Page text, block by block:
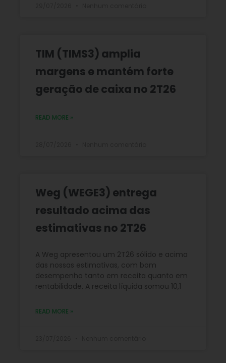
TIM (TIMS3) amplia
margens e mantém forte
geração de caixa no 2T26
READ MORE »
Weg (WEGE3) entrega
resultado acima das
estimativas no 2T26
A Weg apresentou um 2T26 sólido e acima
das nossas estimativas, com bom
desempenho tanto em receita quanto em
rentabilidade. A receita líquida somou 10,1
READ MORE »